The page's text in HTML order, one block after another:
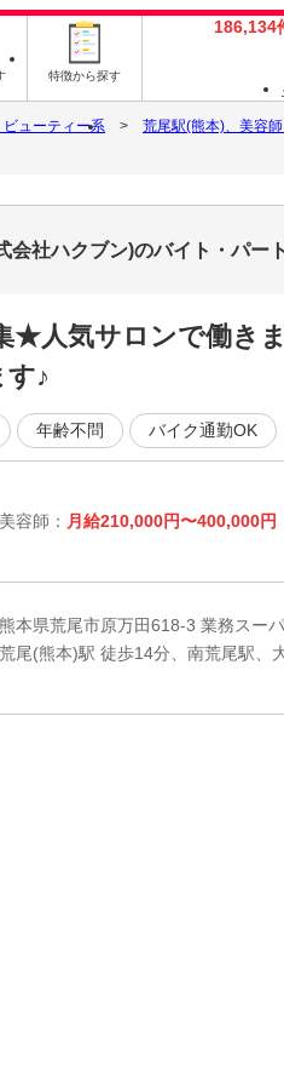
特徴から探す
186,134
ューティー系
荒尾駅(熊本)、美容
社ハクブン)のバイト・パー
★人気サロンで働き
♪
年齢不問 バイク通勤OK
美容師： 月給210,000円〜400,000円
熊本県荒尾市原万田618-3 業務スー
荒尾(熊本)駅 徒歩14分、南荒尾駅、